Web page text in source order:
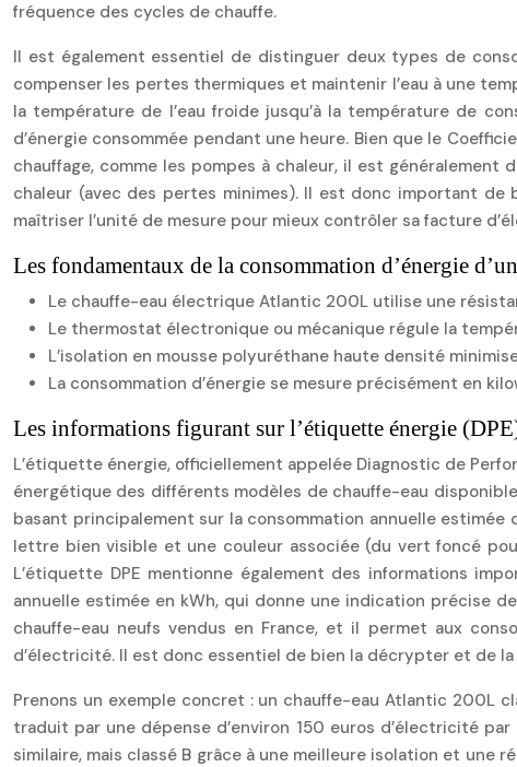
fréquence des cycles de chauffe.
Il est également essentiel de distinguer deux types de
compenser les pertes thermiques et maintenir l’eau à une
la température de l’eau froide jusqu’à la température de
d’énergie consommée pendant une heure. Bien que le
chauffage, comme les pompes à chaleur, il est
chaleur (avec des pertes minimes). Il est donc important
maîtriser l’unité de mesure pour mieux contrôler sa facture
Les fondamentaux de la consommation d’énergie
Le chauffe-eau électrique Atlantic 200L utilise une
Le thermostat électronique ou mécanique régule la
L’isolation en mousse polyuréthane haute densité
La consommation d’énergie se mesure précisément en
Les informations figurant sur l’étiquette énergie
L’étiquette énergie, officiellement appelée Diagnostic de
énergétique des différents modèles de chauffe-eau
basant principalement sur la consommation annuelle estimée
lettre bien visible et une couleur associée (du vert foncé
L’étiquette DPE mentionne également des informations
annuelle estimée en kWh, qui donne une indication précise
chauffe-eau neufs vendus en France, et il permet aux
d’électricité. Il est donc essentiel de bien la décrypter et de
Prenons un exemple concret : un chauffe-eau Atlantic 200L
traduit par une dépense d’environ 150 euros d’électricité
similaire, mais classé B grâce à une meilleure isolation et une